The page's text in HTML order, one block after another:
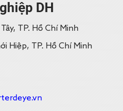
DH
TP. Hồ Chí Minh
Hiệp, TP. Hồ Chí Minh